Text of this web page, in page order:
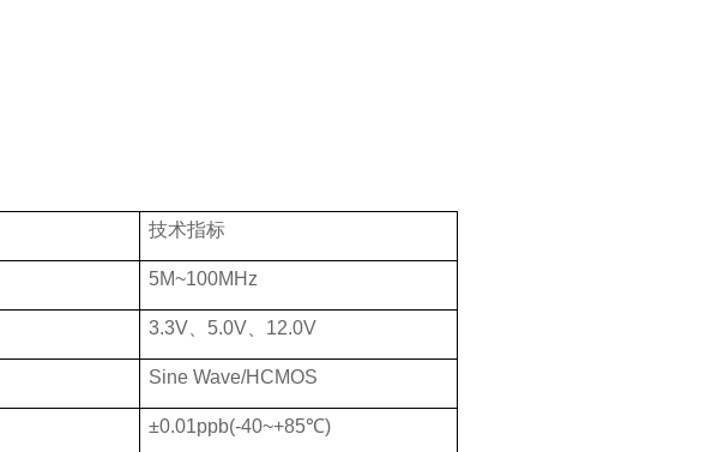
技术指标
5M~100MHz
3.3V、 5.0V、 12.0V
Sine Wave/HCMOS
±0.01ppb(-40~+85℃)